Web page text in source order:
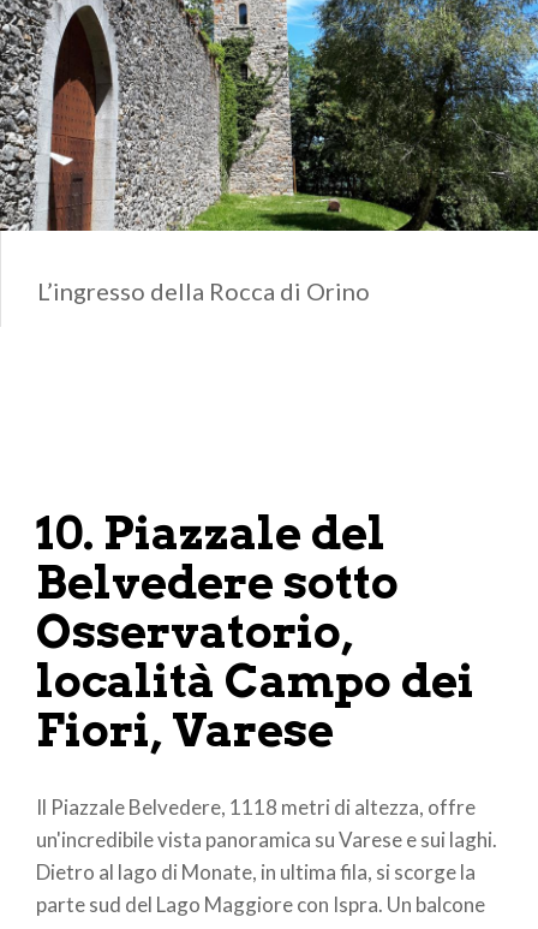
L’ingresso della Rocca di Orino
10. Piazzale del
Belvedere sotto
Osservatorio,
località Campo dei
Fiori, Varese
Il Piazzale Belvedere, 1118 metri di altezza, offre
un'incredibile vista panoramica su Varese e sui laghi.
Dietro al lago di Monate, in ultima fila, si scorge la
parte sud del Lago Maggiore con Ispra. Un balcone